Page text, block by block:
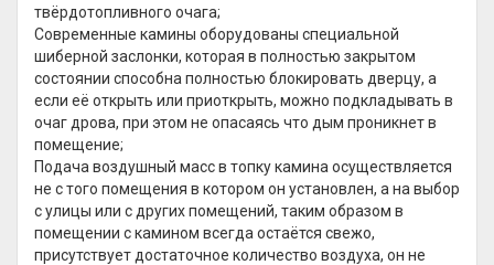
твёрдотопливного очага;
Современные камины оборудованы специальной
шиберной заслонки, которая в полностью закрытом
состоянии способна полностью блокировать дверцу, а
если её открыть или приоткрыть, можно подкладывать в
очаг дрова, при этом не опасаясь что дым проникнет в
помещение;
Подача воздушный масс в топку камина осуществляется
не с того помещения в котором он установлен, а на выбор
с улицы или с других помещений, таким образом в
помещении с камином всегда остаётся свежо,
присутствует достаточное количество воздуха, он не